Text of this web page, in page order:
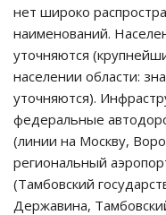
нет широко
наименований.
уточняются
населении области:
уточняются).
федеральные
(линии на Москву,
региональный
(Тамбовский
Державина,